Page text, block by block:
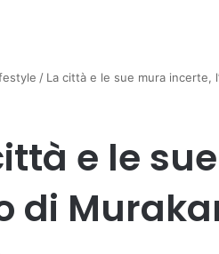
/ La città e le sue mura incerte,
e le
di